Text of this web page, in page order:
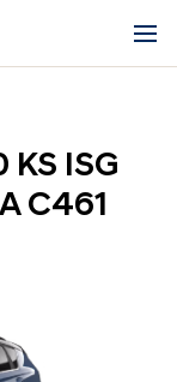
KS ISG
C461